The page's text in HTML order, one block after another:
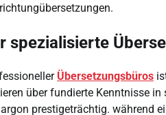
spezialisierte
Übersetzungsbüros
über fundierte Kenntnisse
prestigeträchtig. während